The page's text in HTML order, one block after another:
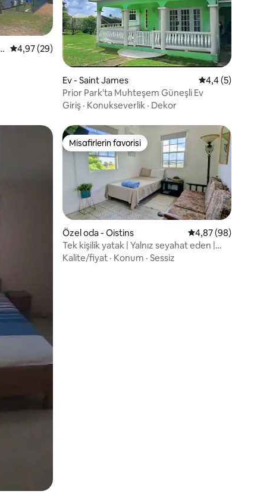
5 üzerinden ortalama 4,97 puan, 29 değerlendirme
4,97 (29)
Ev - Saint James 5 üzerinden
4,4 (5)
Prior Park'ta Muhteşem Güneşli Ev
Giriş · Konukseverlik · Dekor
Misafirlerin favorisi
Misafirlerin favorisi
Özel oda - Oistins 5 üzerinden ortalama
4,87 (98)
Tek kişilik yatak | Yalnız seyahat eden |
Özel oda | Sessiz
Kalite/fiyat · Konum · Sessiz